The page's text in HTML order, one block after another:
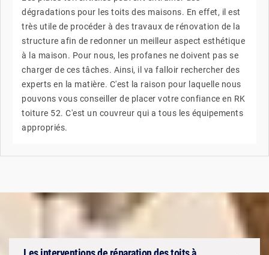
dégradations pour les toits des maisons. En effet, il est
très utile de procéder à des travaux de rénovation de la
structure afin de redonner un meilleur aspect esthétique
à la maison. Pour nous, les profanes ne doivent pas se
charger de ces tâches. Ainsi, il va falloir rechercher des
experts en la matière. C'est la raison pour laquelle nous
pouvons vous conseiller de placer votre confiance en RK
toiture 52. C'est un couvreur qui a tous les équipements
appropriés.